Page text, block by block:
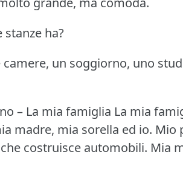
stanze ha?
camere, un soggiorno, uno
– La mia famiglia La mia
madre, mia sorella ed io. Mio
costruisce automobili. Mia